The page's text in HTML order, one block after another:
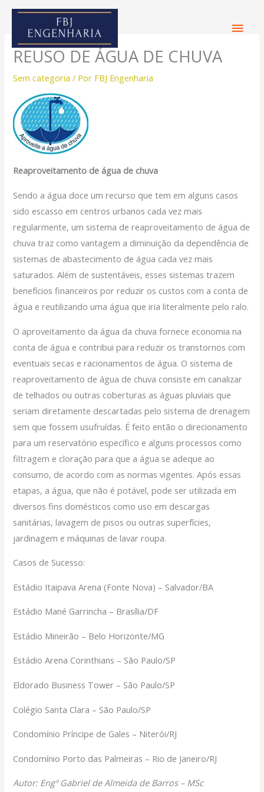
conteúdoREUSO DE ÁGUA DE CHUVA
Sem categoria / Por FBJ Engenharia
Reaproveitamento de água de chuva
Sendo a água doce um recurso que tem em alguns casos
sido escasso em centros urbanos cada vez mais
regularmente, um sistema de reaproveitamento de água de
chuva traz como vantagem a diminuição da dependência de
sistemas de abastecimento de água cada vez mais
saturados. Além de sustentáveis, esses sistemas trazem
benefícios financeiros por reduzir os custos com a conta de
água e reutilizando uma água que iria literalmente pelo ralo.
O aproveitamento da água da chuva fornece economia na
conta de água e contribui para reduzir os transtornos com
eventuais secas e racionamentos de água. O sistema de
reaproveitamento de água de chuva consiste em canalizar
de telhados ou outras coberturas as águas pluviais que
seriam diretamente descartadas pelo sistema de drenagem
sem que fossem usufruídas. É feito então o direcionamento
para um reservatório específico e alguns processos como
filtragem e cloração para que a água se adeque ao
consumo, de acordo com as normas vigentes. Após essas
etapas, a água, que não é potável, pode ser utilizada em
diversos fins domésticos como uso em descargas
sanitárias, lavagem de pisos ou outras superfícies,
jardinagem e máquinas de lavar roupa.
Casos de Sucesso:
Estádio Itaipava Arena (Fonte Nova) – Salvador/BA
Estádio Mané Garrincha – Brasília/DF
Estádio Mineirão – Belo Horizonte/MG
Estádio Arena Corinthians – São Paulo/SP
Eldorado Business Tower – São Paulo/SP
Colégio Santa Clara – São Paulo/SP
Condomínio Príncipe de Gales – Niterói/RJ
Condomínio Porto das Palmeiras – Rio de Janeiro/RJ
Autor: Engº Gabriel de Almeida de Barros – MSc